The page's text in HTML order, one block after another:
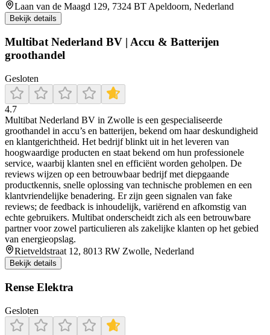
Laan van de Maagd 129, 7324 BT Apeldoorn, Nederland
Bekijk details
Multibat Nederland BV | Accu & Batterijen
groothandel
Gesloten
4.7
Multibat Nederland BV in Zwolle is een gespecialiseerde
groothandel in accu’s en batterijen, bekend om haar deskundigheid
en klantgerichtheid. Het bedrijf blinkt uit in het leveren van
hoogwaardige producten en staat bekend om hun professionele
service, waarbij klanten snel en efficiënt worden geholpen. De
reviews wijzen op een betrouwbaar bedrijf met diepgaande
productkennis, snelle oplossing van technische problemen en een
klantvriendelijke benadering. Er zijn geen signalen van fake
reviews; de feedback is inhoudelijk, variërend en afkomstig van
echte gebruikers. Multibat onderscheidt zich als een betrouwbare
partner voor zowel particulieren als zakelijke klanten op het gebied
van energieopslag.
Rietveldstraat 12, 8013 RW Zwolle, Nederland
Bekijk details
Rense Elektra
Gesloten